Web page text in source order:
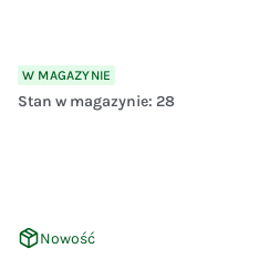
W MAGAZYNIE
Stan w magazynie: 28
Nowość